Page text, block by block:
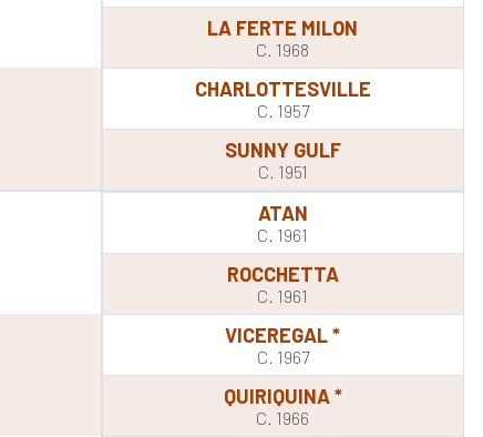
LA FERTE MILON
C. 1968
CHARLOTTESVILLE
C. 1957
SUNNY GULF
C. 1951
ATAN
C. 1961
ROCCHETTA
C. 1961
VICEREGAL *
C. 1967
QUIRIQUINA *
C. 1966